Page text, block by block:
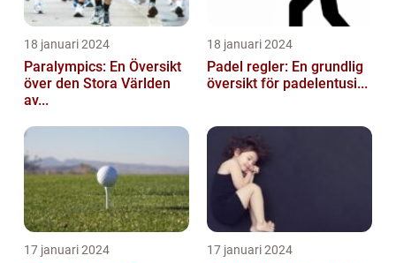
18 januari 2024
Paralympics: En Översikt
över den Stora Världen
av...
18 januari 2024
Padel regler: En grundlig
översikt för padelentusi...
17 januari 2024 17 januari 2024